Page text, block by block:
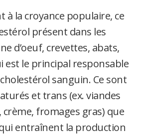
à la croyance populaire, ce
présent dans les
d’oeuf, crevettes, abats,
est le principal responsable
sanguin. Ce sont
et trans (ex. viandes
crème, fromages gras) que
entraînent la production